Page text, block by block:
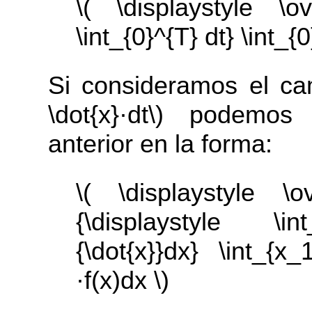
\( \displaystyle
\int_{0}^{T} dt}
Si consideramos el
\dot{x}·dt\)
anterior en la forma:
\( \displaystyle
{\displaystyle
{\dot{x}}dx}
·f(x)dx \)